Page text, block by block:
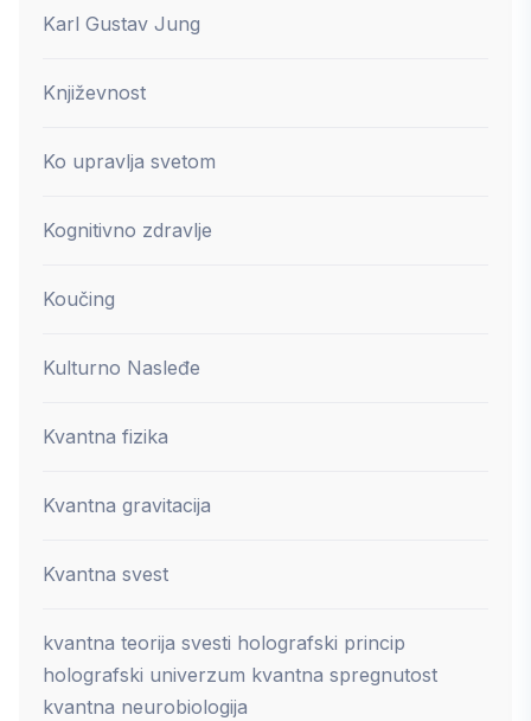
Karl Gustav Jung
Književnost
Ko upravlja svetom
Kognitivno zdravlje
Koučing
Kulturno Nasleđe
Kvantna fizika
Kvantna gravitacija
Kvantna svest
kvantna teorija svesti holografski princip
holografski univerzum kvantna spregnutost
kvantna neurobiologija